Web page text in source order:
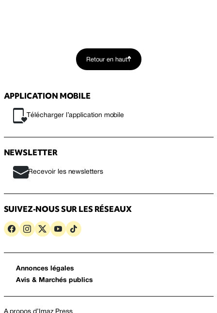
Retour en haut
APPLICATION MOBILE
Télécharger l’application mobile
NEWSLETTER
Recevoir les newsletters
SUIVEZ-NOUS SUR LES RÉSEAUX
Annonces légales
Avis & Marchés publics
A propos d’Imaz Press